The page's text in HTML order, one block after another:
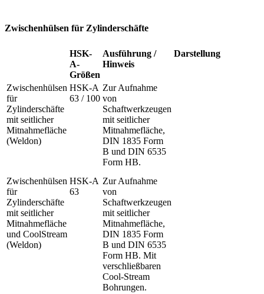
Zwischenhülsen für Zylinderschäfte
HSK-
A-
Größen
Ausführung /
Hinweis
Darstellung
Zwischenhülsen
für
Zylinderschäfte
mit seitlicher
Mitnahmefläche
(Weldon)
HSK-A
63 / 100
Zur Aufnahme
von
Schaftwerkzeugen
mit seitlicher
Mitnahmefläche,
DIN 1835 Form
B und DIN 6535
Form HB.
Zwischenhülsen
für
Zylinderschäfte
mit seitlicher
Mitnahmefläche
und CoolStream
(Weldon)
HSK-A
63
Zur Aufnahme
von
Schaftwerkzeugen
mit seitlicher
Mitnahmefläche,
DIN 1835 Form
B und DIN 6535
Form HB. Mit
verschließbaren
Cool-Stream
Bohrungen.